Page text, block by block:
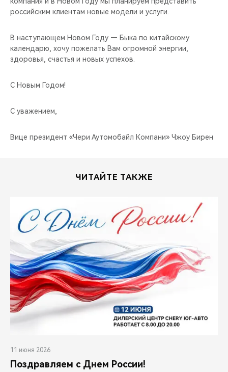
российским клиентам новые модели и услуги.
В наступающем Новом Году — Быка по китайскому
календарю, хочу пожелать Вам огромной энергии,
здоровья, счастья и новых успехов.
С Новым Годом!
С уважением,
Вице президент «Чери Аутомобайл Компани» Чжоу Бирен
ЧИТАЙТЕ ТАКЖЕ
11 июня 2026
Поздравляем с Днем России!